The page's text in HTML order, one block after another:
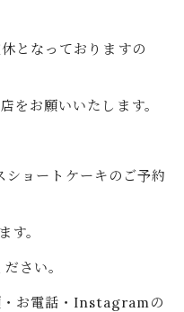
となっておりますの
をお願いいたします。
ョートケーキのご予約
す。
さい。
・お電話・Instagramの